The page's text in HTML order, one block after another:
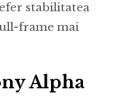
stabilitatea
frame mai
Alpha